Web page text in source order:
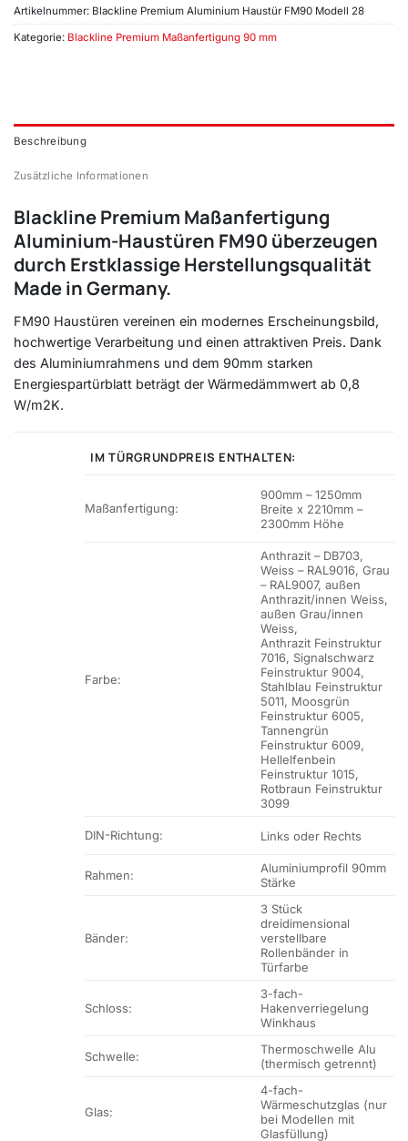
Artikelnummer: Blackline Premium Aluminium Haustür FM90 Modell 28
Kategorie: Blackline Premium Maßanfertigung 90 mm
Beschreibung
Zusätzliche Informationen
Blackline Premium Maßanfertigung
Aluminium-Haustüren FM90 überzeugen
durch Erstklassige Herstellungsqualität
Made in Germany.
FM90 Haustüren vereinen ein modernes Erscheinungsbild,
hochwertige Verarbeitung und einen attraktiven Preis. Dank
des Aluminiumrahmens und dem 90mm starken
Energiespartürblatt beträgt der Wärmedämmwert ab 0,8
W/m2K.
IM TÜRGRUNDPREIS ENTHALTEN:
Maßanfertigung:
900mm – 1250mm
Breite x 2210mm –
2300mm Höhe
Farbe:
Anthrazit – DB703,
Weiss – RAL9016, Grau
– RAL9007, außen
Anthrazit/innen Weiss,
außen Grau/innen
Weiss,
Anthrazit Feinstruktur
7016, Signalschwarz
Feinstruktur 9004,
Stahlblau Feinstruktur
5011, Moosgrün
Feinstruktur 6005,
Tannengrün
Feinstruktur 6009,
Hellelfenbein
Feinstruktur 1015,
Rotbraun Feinstruktur
3099
DIN-Richtung: Links oder Rechts
Rahmen:
Aluminiumprofil 90mm
Stärke
Bänder:
3 Stück
dreidimensional
verstellbare
Rollenbänder in
Türfarbe
Schloss:
3-fach-
Hakenverriegelung
Winkhaus
Schwelle:
Thermoschwelle Alu
(thermisch getrennt)
Glas:
4-fach-
Wärmeschutzglas (nur
bei Modellen mit
Glasfüllung)